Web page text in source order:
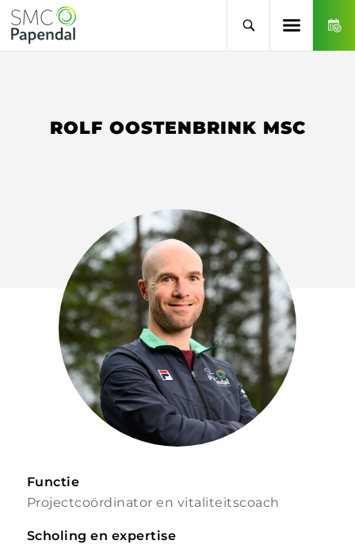
ROLF OOSTENBRINK MSC
Functie
Projectcoördinator en vitaliteitscoach
Scholing en expertise